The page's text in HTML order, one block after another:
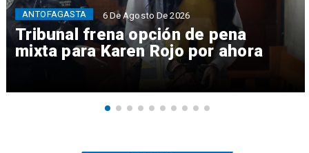
Tribunal frena opción de pena
mixta para Karen Rojo por ahora
ANTOFAGASTA 6 De Agosto De 2026